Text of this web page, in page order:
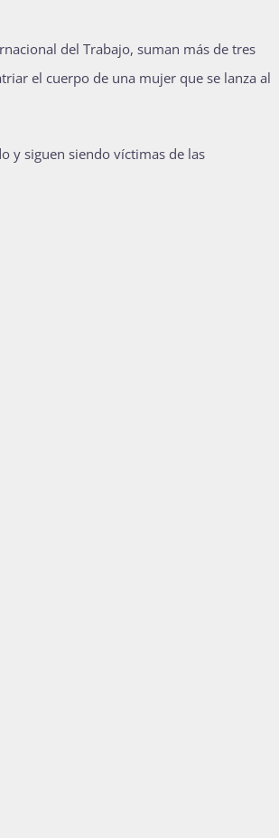
del Trabajo, suman más de tres
el cuerpo de una mujer que se lanza al
y siguen siendo víctimas de las